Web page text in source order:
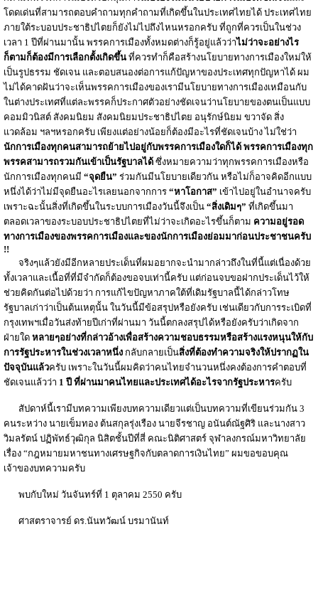
โดดเด่นที่สามารถตอบคำถามทุกคำถามที่เกิดขึ้นในประเทศไทยได้ ประเทศไทย
ภายใต้ระบอบประชาธิปไตยก็ยังไม่ไปถึงไหนหรอกครับ ที่ถูกที่ควรเป็นในช่วง
เวลา 1 ปีที่ผ่านมานั้น พรรคการเมืองทั้งหมดต่างก็รู้อยู่แล้วว่าไม่ว่าจะอย่างไร
ก็ตามก็ต้องมีการเลือกตั้งเกิดขึ้น ที่ควรทำก็คือสร้างนโยบายทางการเมืองใหม่ให้
เป็นรูปธรรม ชัดเจน และตอบสนองต่อการแก้ปัญหาของประเทศทุกปัญหาได้ ผม
ไม่ได้คาดฝันว่าจะเห็นพรรคการเมืองของเรามีนโยบายทางการเมืองเหมือนกับ
ในต่างประเทศที่แต่ละพรรคก็ประกาศตัวอย่างชัดเจนว่านโยบายของตนเป็นแบบ
คอมมิวนิสต์ สังคมนิยม สังคมนิยมประชาธิปไตย อนุรักษ์นิยม ขวาจัด สิ่ง
แวดล้อม ฯลฯหรอกครับ เพียงแต่อย่างน้อยก็ต้องมีอะไรที่ชัดเจนบ้าง ไม่ใช่ว่า
นักการเมืองทุกคนสามารถย้ายไปอยู่กับพรรคการเมืองใดก็ได้ พรรคการเมืองทุก
พรรคสามารถรวมกันเข้าเป็นรัฐบาลได้ ซึ่งหมายความว่าทุกพรรคการเมืองหรือ
นักการเมืองทุกคนมี “จุดยืน” ร่วมกันมีนโยบายเดียวกัน หรือไม่ก็อาจคิดอีกแบบ
หนึ่งได้ว่าไม่มีจุดยืนอะไรเลยนอกจากการ “หาโอกาส” เข้าไปอยู่ในอำนาจครับ
เพราะฉะนั้นสิ่งที่เกิดขึ้นในระบบการเมืองวันนี้จึงเป็น “สิ่งเดิมๆ” ที่เกิดขึ้นมา
ตลอดเวลาของระบอบประชาธิปไตยที่ไม่ว่าจะเกิดอะไรขึ้นก็ตาม ความอยู่รอด
ทางการเมืองของพรรคการเมืองและของนักการเมืองย่อมมาก่อนประชาชนครับ
!!
จริงๆแล้วยังมีอีกหลายประเด็นที่ผมอยากจะนำมากล่าวถึงในที่นี้แต่เนื่องด้วย
ทั้งเวลาและเนื้อที่ที่มีจำกัดก็ต้องขอจบเท่านี้ครับ แต่ก่อนจบขอฝากประเด็นไว้ให้
ช่วยคิดกันต่อไปด้วยว่า การแก้ไขปัญหาภาคใต้ที่เดิมรัฐบาลนี้ได้กล่าวโทษ
รัฐบาลเก่าว่าเป็นต้นเหตุนั้น ในวันนี้มีข้อสรุปหรือยังครับ เช่นเดียวกับการระเบิดที่
กรุงเทพฯเมื่อวันส่งท้ายปีเก่าที่ผ่านมา วันนี้ตกลงสรุปได้หรือยังครับว่าเกิดจาก
ฝ่ายใด หลายๆอย่างที่กล่าวอ้างเพื่อสร้างความชอบธรรมหรือสร้างแรงหนุนให้กับ
การรัฐประหารในช่วงเวลาหนึ่ง กลับกลายเป็นสิ่งที่ต้องทำความจริงให้ปรากฏใน
ปัจจุบันแล้วครับ เพราะในวันนี้ผมคิดว่าคนไทยจำนวนหนึ่งคงต้องการคำตอบที่
ชัดเจนแล้วว่า 1 ปี ที่ผ่านมาคนไทยและประเทศได้อะไรจากรัฐประหารครับ
สัปดาห์นี้เรามีบทความเพียงบทความเดียวแต่เป็นบทความที่เขียนร่วมกัน 3
คนระหว่าง นายเข็มทอง ต้นสกุลรุ่งเรือง นายจีรชาญ อนันต์ณัฐศิริ และนางสาว
วิมลรัตน์ ปฏิพัทธ์วุฒิกุล นิสิตชั้นปีที่สี่ คณะนิติศาสตร์ จุฬาลงกรณ์มหาวิทยาลัย
เรื่อง “กฎหมายมหาชนทางเศรษฐกิจกับตลาดการเงินไทย” ผมขอขอบคุณ
เจ้าของบทความครับ
พบกับใหม่ วันจันทร์ที่ 1 ตุลาคม 2550 ครับ
ศาสตราจารย์ ดร.นันทวัฒน์ บรมานันท์